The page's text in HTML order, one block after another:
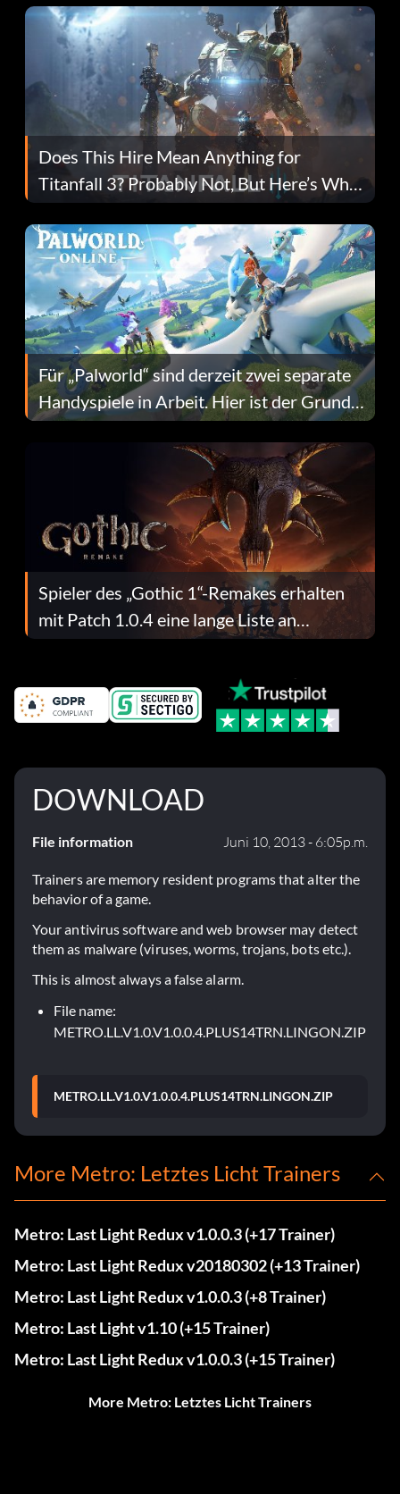
Does This Hire Mean Anything for
Titanfall 3? Probably Not, But Here’s Why
Fans Are Hopeful
Für „Palworld“ sind derzeit zwei separate
Handyspiele in Arbeit. Hier ist der Grund
dafür.
Spieler des „Gothic 1“-Remakes erhalten
mit Patch 1.0.4 eine lange Liste an
Fehlerbehebungen
DOWNLOAD
File information Juni 10, 2013 - 6:05p.m.
Trainers are memory resident programs that alter the
behavior of a game.
Your antivirus software and web browser may detect
them as malware (viruses, worms, trojans, bots etc.).
This is almost always a false alarm.
File name:
METRO.LL.V1.0.V1.0.0.4.PLUS14TRN.LINGON.ZIP
METRO.LL.V1.0.V1.0.0.4.PLUS14TRN.LINGON.ZIP
More Metro: Letztes Licht Trainers
Metro: Last Light Redux v1.0.0.3 (+17 Trainer)
Metro: Last Light Redux v20180302 (+13 Trainer)
Metro: Last Light Redux v1.0.0.3 (+8 Trainer)
Metro: Last Light v1.10 (+15 Trainer)
Metro: Last Light Redux v1.0.0.3 (+15 Trainer)
More Metro: Letztes Licht Trainers